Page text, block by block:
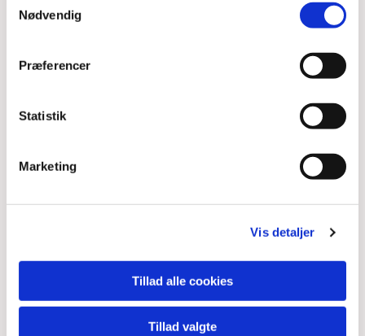
Nødvendig
Præferencer
Statistik
Marketing
Vis detaljer
Tillad alle cookies
Tillad valgte